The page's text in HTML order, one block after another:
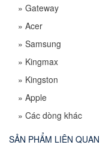
» Gateway
» Acer
» Samsung
» Kingmax
» Kingston
» Apple
» Các dòng khác
SẢN PHẨM LIÊN QUAN